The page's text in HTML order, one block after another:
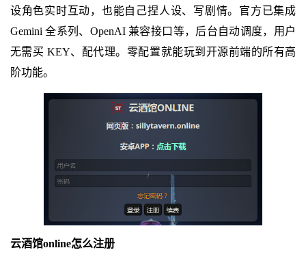
设角色实时互动，也能自己捏人设、写剧情。官方已集成
Gemini 全系列、OpenAI 兼容接口等，后台自动调度，用户
无需买 KEY、配代理。零配置就能玩到开源前端的所有高
阶功能。
云酒馆online怎么注册